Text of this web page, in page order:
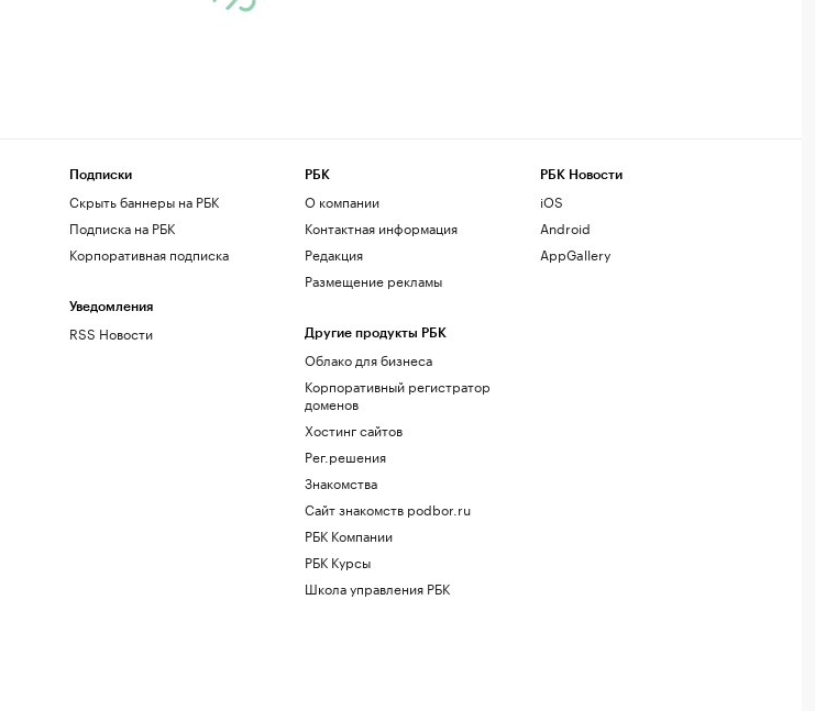
Подписки
Скрыть баннеры на РБК
Подписка на РБК
Корпоративная подписка
Уведомления
RSS Новости
РБК
О компании
Контактная информация
Редакция
Размещение рекламы
Другие продукты РБК
Облако для бизнеса
Корпоративный регистратор
доменов
Хостинг сайтов
Рег.решения
Знакомства
Сайт знакомств podbor.ru
РБК Компании
РБК Курсы
Школа управления РБК
РБК Новости
iOS
Android
AppGallery